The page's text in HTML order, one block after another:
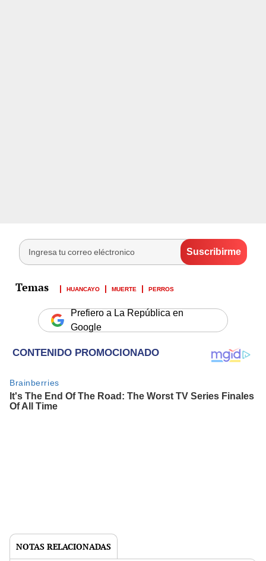
HUANCAYO MUERTE PERROS
Prefiero a La República en
Google
NOTAS RELACIONADAS